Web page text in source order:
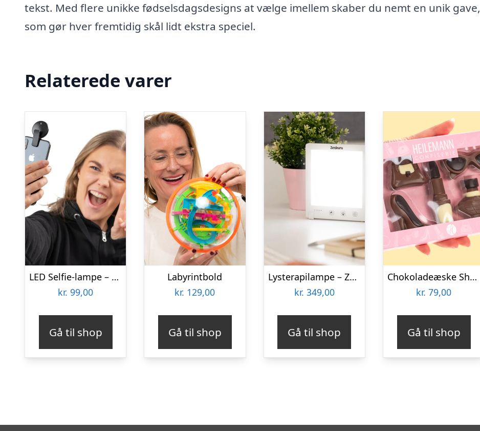
tekst. Med flere unikke fødselsdagsdesigns at vælge imellem skaber du nemt en unik gave,
som gør hver fremtidig skål lidt ekstra speciel.
Relaterede varer
LED Selfie-lampe – Vooni
kr. 99,00
Gå til shop
Labyrintbold
kr. 129,00
Gå til shop
Lysterapilampe – Zenkuru
kr. 349,00
Gå til shop
Chokoladeæske Shopping
kr. 79,00
Gå til shop